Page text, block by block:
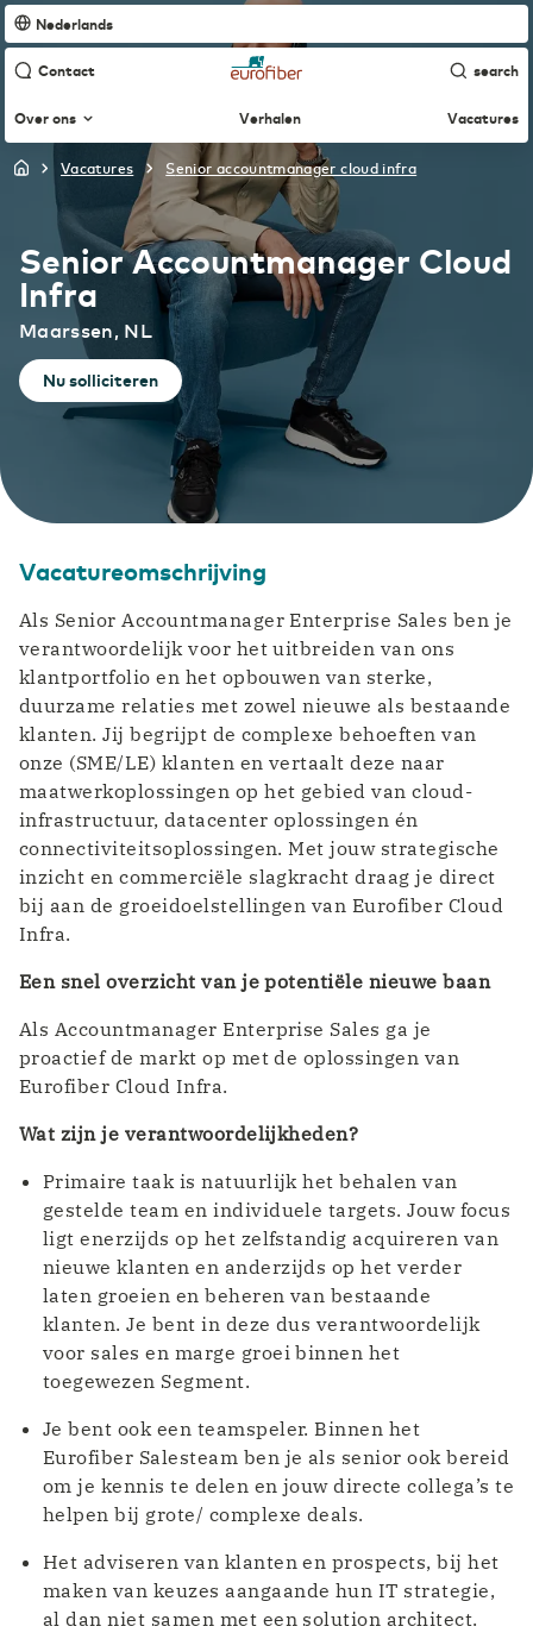
Nederlands
Contact search
Over ons Verhalen Vacatures
Wie we zijn
Wat we doen
Hoe we werven
Nederlands
English
Français
vacatures senior accountmanager cloud infra
Senior Accountmanager Cloud
Infra
Maarssen, NL
Nu solliciteren
Vacatureomschrijving
Als Senior Accountmanager Enterprise Sales ben je
verantwoordelijk voor het uitbreiden van ons
klantportfolio en het opbouwen van sterke,
duurzame relaties met zowel nieuwe als bestaande
klanten. Jij begrijpt de complexe behoeften van
onze (SME/LE) klanten en vertaalt deze naar
maatwerkoplossingen op het gebied van cloud-
infrastructuur, datacenter oplossingen én
connectiviteitsoplossingen. Met jouw strategische
inzicht en commerciële slagkracht draag je direct
bij aan de groeidoelstellingen van Eurofiber Cloud
Infra.
Een snel overzicht van je potentiële nieuwe baan
Als Accountmanager Enterprise Sales ga je
proactief de markt op met de oplossingen van
Eurofiber Cloud Infra.
Wat zijn je verantwoordelijkheden?
Primaire taak is natuurlijk het behalen van
gestelde team en individuele targets. Jouw focus
ligt enerzijds op het zelfstandig acquireren van
nieuwe klanten en anderzijds op het verder
laten groeien en beheren van bestaande
klanten. Je bent in deze dus verantwoordelijk
voor sales en marge groei binnen het
toegewezen Segment.
Je bent ook een teamspeler. Binnen het
Eurofiber Salesteam ben je als senior ook bereid
om je kennis te delen en jouw directe collega’s te
helpen bij grote/ complexe deals.
Het adviseren van klanten en prospects, bij het
maken van keuzes aangaande hun IT strategie,
al dan niet samen met een solution architect.